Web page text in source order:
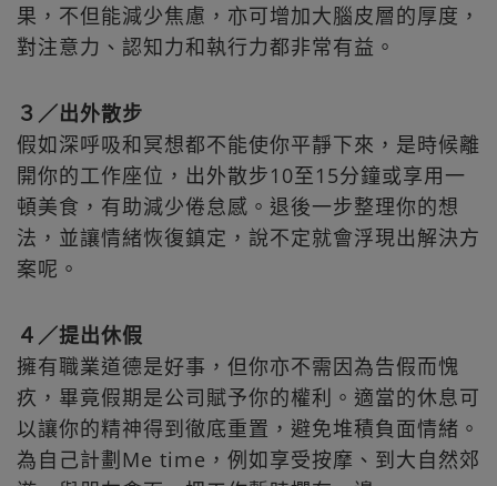
果，不但能減少焦慮，亦可增加大腦皮層的厚度，
對注意力、認知力和執行力都非常有益。
３／出外散步
假如深呼吸和冥想都不能使你平靜下來，是時候離
開你的工作座位，出外散步10至15分鐘或享用一
頓美食，有助減少倦怠感。退後一步整理你的想
法，並讓情緒恢復鎮定，說不定就會浮現出解決方
案呢。
４／提出休假
擁有職業道德是好事，但你亦不需因為告假而愧
疚，畢竟假期是公司賦予你的權利。適當的休息可
以讓你的精神得到徹底重置，避免堆積負面情緒。
為自己計劃Me time，例如享受按摩、到大自然郊